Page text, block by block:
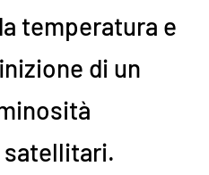
temperatura e
di un